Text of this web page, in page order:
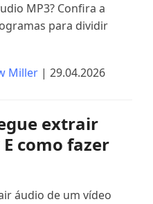
MP3? Confira a
para dividir
Miller | 29.04.2026
extrair
como fazer
áudio de um vídeo